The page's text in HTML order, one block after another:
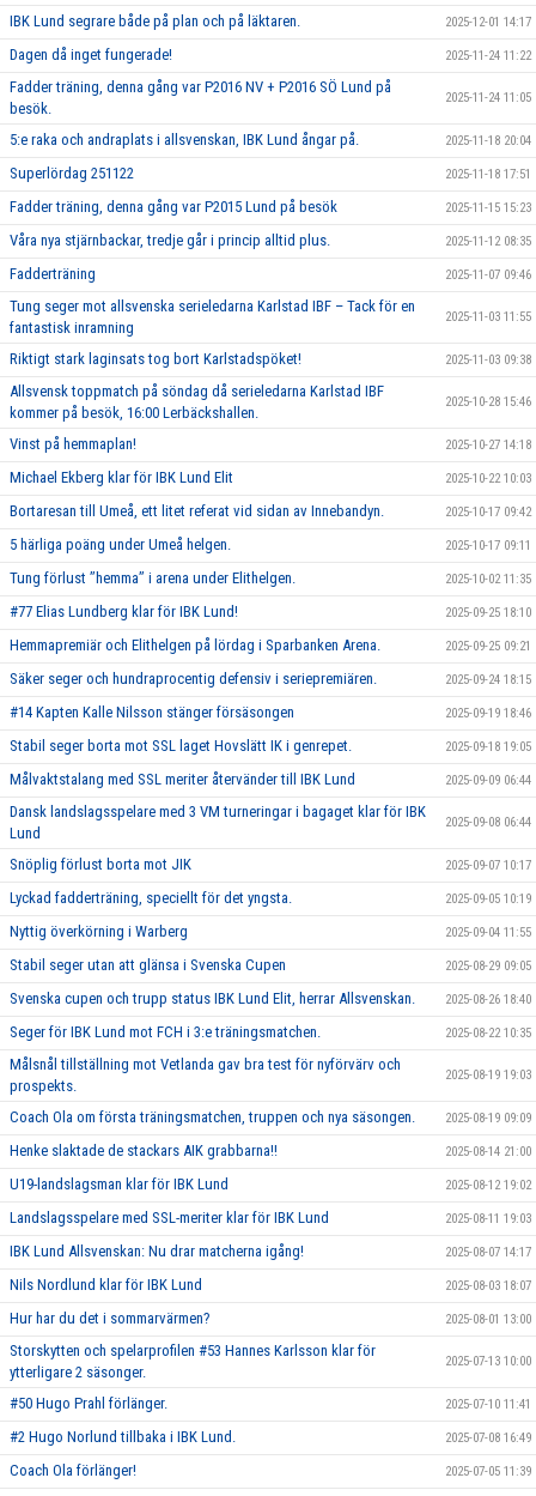
IBK Lund segrare både på plan och på läktaren. 2025-12-01 14:17
Dagen då inget fungerade! 2025-11-24 11:22
Fadder träning, denna gång var P2016 NV + P2016 SÖ Lund på
besök.
2025-11-24 11:05
5:e raka och andraplats i allsvenskan, IBK Lund ångar på. 2025-11-18 20:04
Superlördag 251122 2025-11-18 17:51
Fadder träning, denna gång var P2015 Lund på besök 2025-11-15 15:23
Våra nya stjärnbackar, tredje går i princip alltid plus. 2025-11-12 08:35
Fadderträning 2025-11-07 09:46
Tung seger mot allsvenska serieledarna Karlstad IBF – Tack för en
fantastisk inramning
2025-11-03 11:55
Riktigt stark laginsats tog bort Karlstadspöket! 2025-11-03 09:38
Allsvensk toppmatch på söndag då serieledarna Karlstad IBF
kommer på besök, 16:00 Lerbäckshallen.
2025-10-28 15:46
Vinst på hemmaplan! 2025-10-27 14:18
Michael Ekberg klar för IBK Lund Elit 2025-10-22 10:03
Bortaresan till Umeå, ett litet referat vid sidan av Innebandyn. 2025-10-17 09:42
5 härliga poäng under Umeå helgen. 2025-10-17 09:11
Tung förlust ’’hemma’’ i arena under Elithelgen. 2025-10-02 11:35
#77 Elias Lundberg klar för IBK Lund! 2025-09-25 18:10
Hemmapremiär och Elithelgen på lördag i Sparbanken Arena. 2025-09-25 09:21
Säker seger och hundraprocentig defensiv i seriepremiären. 2025-09-24 18:15
#14 Kapten Kalle Nilsson stänger försäsongen 2025-09-19 18:46
Stabil seger borta mot SSL laget Hovslätt IK i genrepet. 2025-09-18 19:05
Målvaktstalang med SSL meriter återvänder till IBK Lund 2025-09-09 06:44
Dansk landslagsspelare med 3 VM turneringar i bagaget klar för IBK
Lund
2025-09-08 06:44
Snöplig förlust borta mot JIK 2025-09-07 10:17
Lyckad fadderträning, speciellt för det yngsta. 2025-09-05 10:19
Nyttig överkörning i Warberg 2025-09-04 11:55
Stabil seger utan att glänsa i Svenska Cupen 2025-08-29 09:05
Svenska cupen och trupp status IBK Lund Elit, herrar Allsvenskan. 2025-08-26 18:40
Seger för IBK Lund mot FCH i 3:e träningsmatchen. 2025-08-22 10:35
Målsnål tillställning mot Vetlanda gav bra test för nyförvärv och
prospekts.
2025-08-19 19:03
Coach Ola om första träningsmatchen, truppen och nya säsongen. 2025-08-19 09:09
Henke slaktade de stackars AIK grabbarna!! 2025-08-14 21:00
U19-landslagsman klar för IBK Lund 2025-08-12 19:02
Landslagsspelare med SSL-meriter klar för IBK Lund 2025-08-11 19:03
IBK Lund Allsvenskan: Nu drar matcherna igång! 2025-08-07 14:17
Nils Nordlund klar för IBK Lund 2025-08-03 18:07
Hur har du det i sommarvärmen? 2025-08-01 13:00
Storskytten och spelarprofilen #53 Hannes Karlsson klar för
ytterligare 2 säsonger.
2025-07-13 10:00
#50 Hugo Prahl förlänger. 2025-07-10 11:41
#2 Hugo Norlund tillbaka i IBK Lund. 2025-07-08 16:49
Coach Ola förlänger! 2025-07-05 11:39